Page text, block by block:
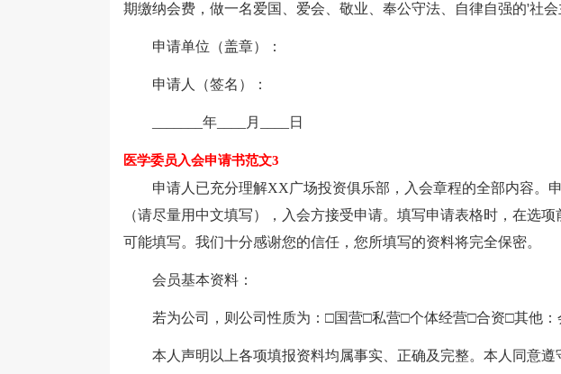
期缴纳会费，做一名爱国、爱会、敬业、奉公守法、自律自强的'社会
申请单位（盖章）：
申请人（签名）：
_______年____月____日
医学委员入会申请书范文3
申请人已充分理解XX广场投资俱乐部，入会章程的全部内容。
（请尽量用中文填写），入会方接受申请。填写申请表格时，在选
可能填写。我们十分感谢您的信任，您所填写的资料将完全保密。
会员基本资料：
若为公司，则公司性质为：□国营□私营□个体经营□合资□其他：
本人声明以上各项填报资料均属事实、正确及完整。本人同意遵